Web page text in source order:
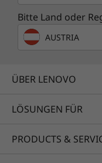
Bitte Land oder
AUSTRIA
ÜBER LENOVO
LÖSUNGEN FÜR
PRODUCTS &